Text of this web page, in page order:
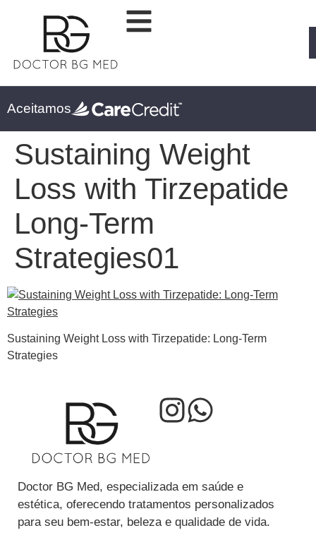
Aceitamos
Sustaining Weight
Loss with Tirzepatide
Long-Term
Strategies01
Sustaining Weight Loss with Tirzepatide: Long-Term
Strategies
Doctor BG Med, especializada em saúde e
estética, oferecendo tratamentos personalizados
para seu bem-estar, beleza e qualidade de vida.